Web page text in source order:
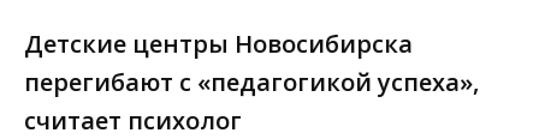
Детские центры Новосибирска
перегибают с «педагогикой успеха»,
считает психолог